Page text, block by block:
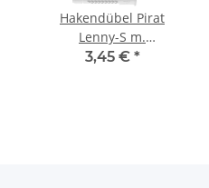
Hakendübel Pirat
Lenny-S m.
Allzweckdübel Deco BL
3,45 € *